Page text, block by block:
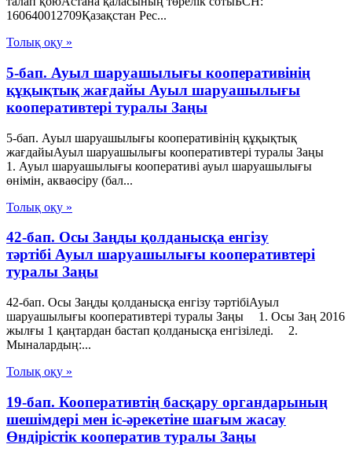
160640012709Қазақстан Рес...
Толық оқу »
5-бап. Ауыл шаруашылығы кооперативінің
құқықтық жағдайы Ауыл шаруашылығы
кооперативтері туралы Заңы
5-бап. Ауыл шаруашылығы кооперативінің құқықтық
жағдайыАуыл шаруашылығы кооперативтері туралы Заңы
1. Ауыл шаруашылығы кооперативі ауыл шаруашылығы
өнімін, акваөсіру (бал...
Толық оқу »
42-бап. Осы Заңды қолданысқа енгізу
тәртібі Ауыл шаруашылығы кооперативтері
туралы Заңы
42-бап. Осы Заңды қолданысқа енгізу тәртібіАуыл
шаруашылығы кооперативтері туралы Заңы 1. Осы Заң 2016
жылғы 1 қаңтардан бастап қолданысқа енгізіледі. 2.
Мыналардың:...
Толық оқу »
19-бап. Кооперативтiң басқару органдарының
шешiмдерi мен iс-әрекетiне шағым жасау
Өндiрiстiк кооператив туралы Заңы